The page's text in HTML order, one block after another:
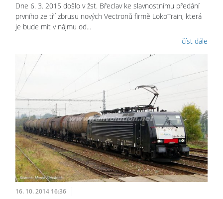
Dne 6. 3. 2015 došlo v žst. Břeclav ke slavnostnímu předání
prvního ze tří zbrusu nových Vectronů firmě LokoTrain, která
je bude mít v nájmu od...
číst dále
16. 10. 2014 16:36